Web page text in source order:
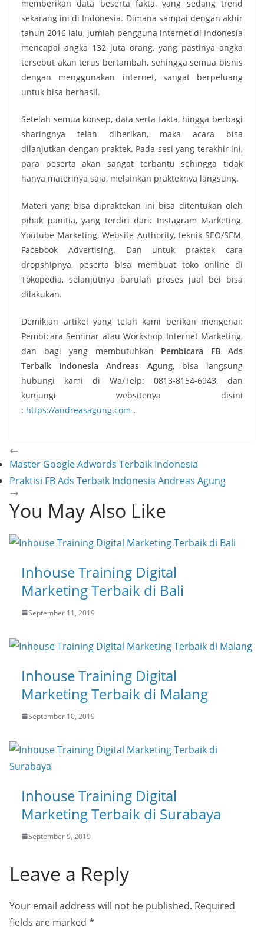
memberikan data beserta fakta, yang sedang trend
sekarang ini di Indonesia. Dimana sampai dengan akhir
tahun 2016 lalu, jumlah pengguna internet di Indonesia
mencapai angka 132 juta orang, yang pastinya angka
tersebut akan terus bertambah, sehingga semua bisnis
dengan menggunakan internet, sangat berpeluang
untuk bisa berhasil.
Setelah semua konsep, data serta fakta, hingga berbagi
sharingnya telah diberikan, maka acara bisa
dilanjutkan dengan praktek. Pada sesi yang terakhir ini,
para peserta akan sangat terbantu sehingga tidak
hanya materinya saja, melainkan prakteknya langsung.
Materi yang bisa dipraktekan ini bisa ditentukan oleh
pihak panitia, yang terdiri dari: Instagram Marketing,
Youtube Marketing, Website Authority, teknik SEO/SEM,
Facebook Advertising. Dan untuk praktek cara
dropshipnya, peserta bisa membuat toko online di
Tokopedia, selanjutnya barulah proses jual bei bisa
dilakukan.
Demikian artikel yang telah kami berikan mengenai:
Pembicara Seminar atau Workshop Internet Marketing,
dan bagi yang membutuhkan Pembicara FB Ads
Terbaik Indonesia Andreas Agung, bisa langsung
hubungi kami di Wa/Telp: 0813-8154-6943, dan
kunjungi websitenya disini
: https://andreasagung.com .
Master Google Adwords Terbaik Indonesia
Praktisi FB Ads Terbaik Indonesia Andreas Agung
You May Also Like
Inhouse Training Digital
Marketing Terbaik di Bali
September 11, 2019
Inhouse Training Digital
Marketing Terbaik di Malang
September 10, 2019
Inhouse Training Digital
Marketing Terbaik di Surabaya
September 9, 2019
Leave a Reply
Your email address will not be published. Required
fields are marked *